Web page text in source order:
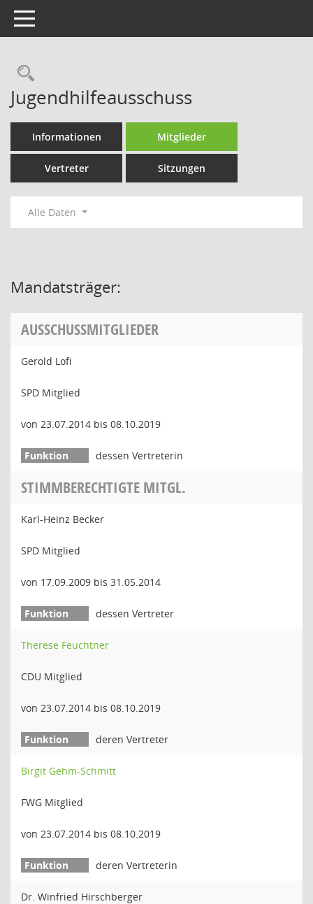
Toggle navigation
Rechercheauswahl
Jugendhilfeausschuss
Informationen Mitglieder
Vertreter Sitzungen
Alle Daten
Mandatsträger:
AUSSCHUSSMITGLIEDER
Gerold Lofi
SPD Mitglied
von 23.07.2014 bis 08.10.2019
dessen Vertreterin
STIMMBERECHTIGTE MITGL.
Karl-Heinz Becker
SPD Mitglied
von 17.09.2009 bis 31.05.2014
dessen Vertreter
Therese Feuchtner
CDU Mitglied
von 23.07.2014 bis 08.10.2019
deren Vertreter
Birgit Gehm-Schmitt
FWG Mitglied
von 23.07.2014 bis 08.10.2019
deren Vertreterin
Dr. Winfried Hirschberger